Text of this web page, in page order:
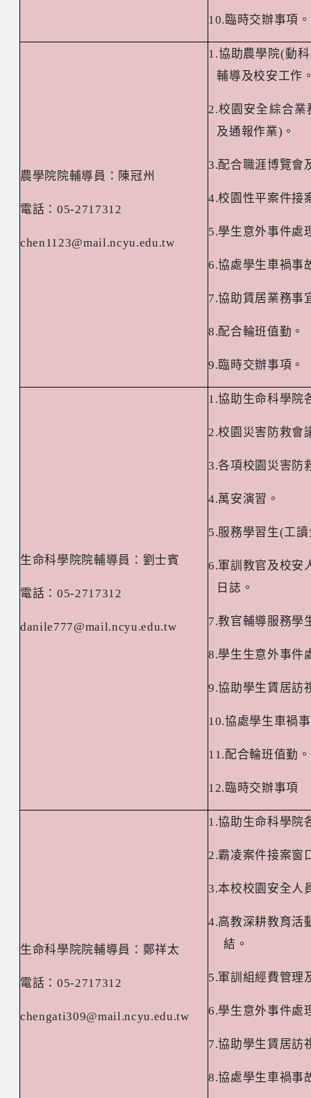
10. 臨時交辦事項。
農學院院輔導員：陳冠州
電話：05-2717312
chen1123@mail.ncyu.edu.tw
1.協助農學院(動
輔導及校安工作
2.校園安全綜合業
及通報作業) 。
3.配合職涯博覽會
4.校園性平案件接
5.學生意外事件處
6.協處學生車禍事
7.協助賃居業務事
8.配合輪班值勤。
9.臨時交辦事項。
生命科學院院輔導員：劉士賓
電話：05-2717312
danile777@mail.ncyu.edu.tw
1.協助生命科學院
2.校園災害防救會
3.各項校園災害防
4.萬安演習。
5.服務學習生(工
6.軍訓教官及校安
日誌。
7.教官輔導服務學
8.學生生意外事件
9.協助學生賃居訪
10.協處學生車禍
11.配合輪班值勤。
12. 臨時交辦事項
生命科學院院輔導員：鄭祥太
電話：05-2717312
chengati309@mail.ncyu.edu.tw
1.協助生命科學院
2.霸凌案件接案窗
3.本校校園安全人
4.高教深耕教育活
結。
5.軍訓組經費管理
6.學生意外事件處
7.協助學生賃居訪
8.協處學生車禍事